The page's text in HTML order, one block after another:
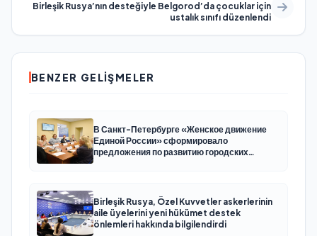
Birleşik Rusya’nın desteğiyle Belgorod’da çocuklar için
ustalık sınıfı düzenlendi
BENZER GELIŞMELER
В Санкт-Петербурге «Женское движение
Единой России» сформировало
предложения по развитию городских
Birleşik Rusya, Özel Kuvvetler askerlerinin
aile üyelerini yeni hükümet destek
önlemleri hakkında bilgilendirdi